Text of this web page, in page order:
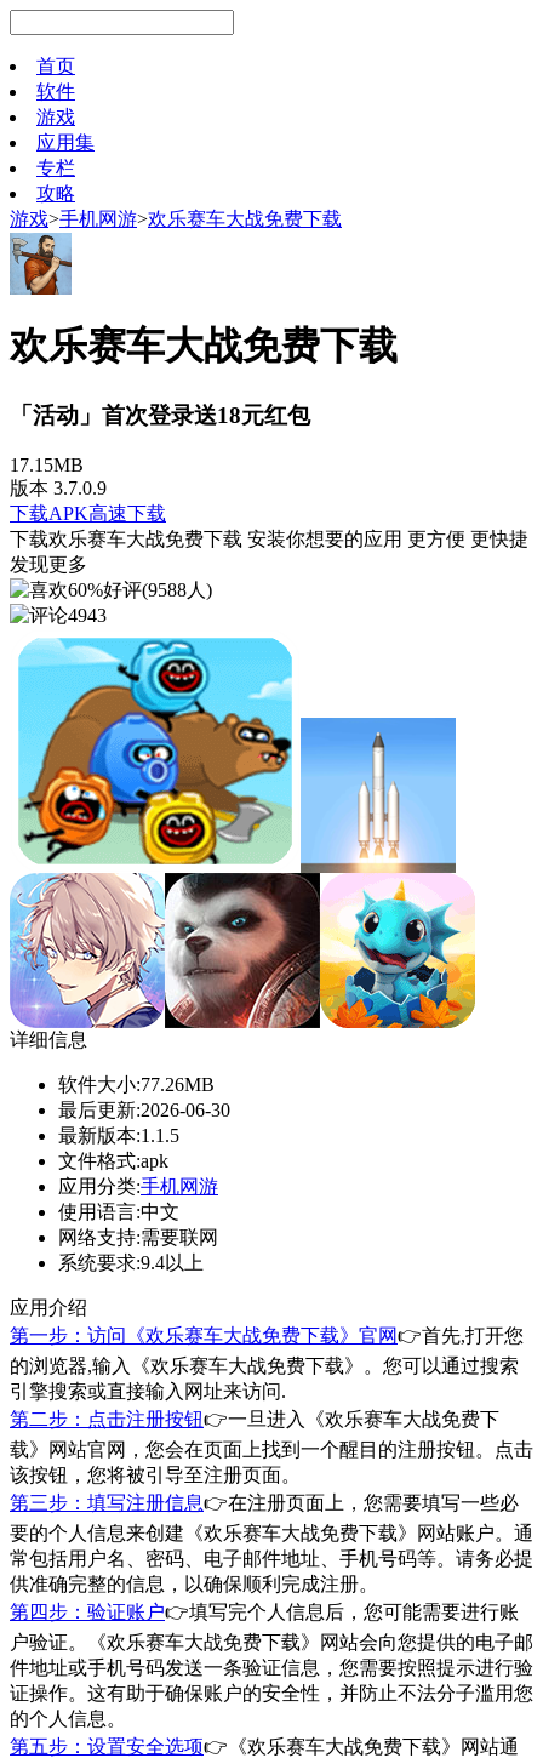
首页
软件
游戏
应用集
专栏
攻略
游戏>手机网游>欢乐赛车大战免费下载
欢乐赛车大战免费下载
「活动」首次登录送18元红包
17.15MB
版本 3.7.0.9
下载APK高速下载
下载欢乐赛车大战免费下载 安装你想要的应用 更方便 更快捷
发现更多
60%好评(9588人)
4943
详细信息
软件大小:77.26MB
最后更新:2026-06-30
最新版本:1.1.5
文件格式:apk
应用分类:手机网游
使用语言:中文
网络支持:需要联网
系统要求:9.4以上
应用介绍
第一步：访问《欢乐赛车大战免费下载》官网👉首先,打开您
的浏览器,输入《欢乐赛车大战免费下载》。您可以通过搜索
引擎搜索或直接输入网址来访问.
第二步：点击注册按钮👉一旦进入《欢乐赛车大战免费下
载》网站官网，您会在页面上找到一个醒目的注册按钮。点击
该按钮，您将被引导至注册页面。
第三步：填写注册信息👉在注册页面上，您需要填写一些必
要的个人信息来创建《欢乐赛车大战免费下载》网站账户。通
常包括用户名、密码、电子邮件地址、手机号码等。请务必提
供准确完整的信息，以确保顺利完成注册。
第四步：验证账户👉填写完个人信息后，您可能需要进行账
户验证。《欢乐赛车大战免费下载》网站会向您提供的电子邮
件地址或手机号码发送一条验证信息，您需要按照提示进行验
证操作。这有助于确保账户的安全性，并防止不法分子滥用您
的个人信息。
第五步：设置安全选项👉《欢乐赛车大战免费下载》网站通